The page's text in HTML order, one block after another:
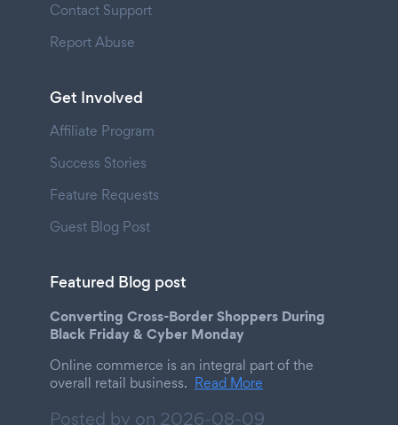
Contact Support
Report Abuse
Get Involved
Affiliate Program
Success Stories
Feature Requests
Guest Blog Post
Featured Blog post
Converting Cross-Border Shoppers During
Black Friday & Cyber Monday
Online commerce is an integral part of the
overall retail business. Read More
Posted by on 2026-08-09